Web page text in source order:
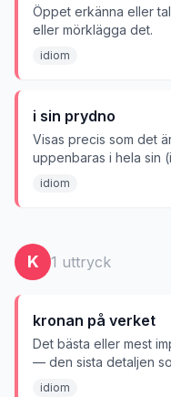
Öppet erkänna eller
eller mörklägga det.
idiom
i sin prydno
Visas precis som det
uppenbaras i hela sin
att dölja något.
idiom
K 1 uttryck
kronan på verket
Det bästa eller mest
— den sista detaljen
idiom